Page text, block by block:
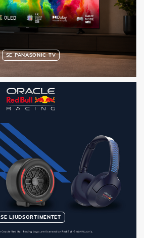
SE PANASONIC TV
SE LJUDSORTIMENTET